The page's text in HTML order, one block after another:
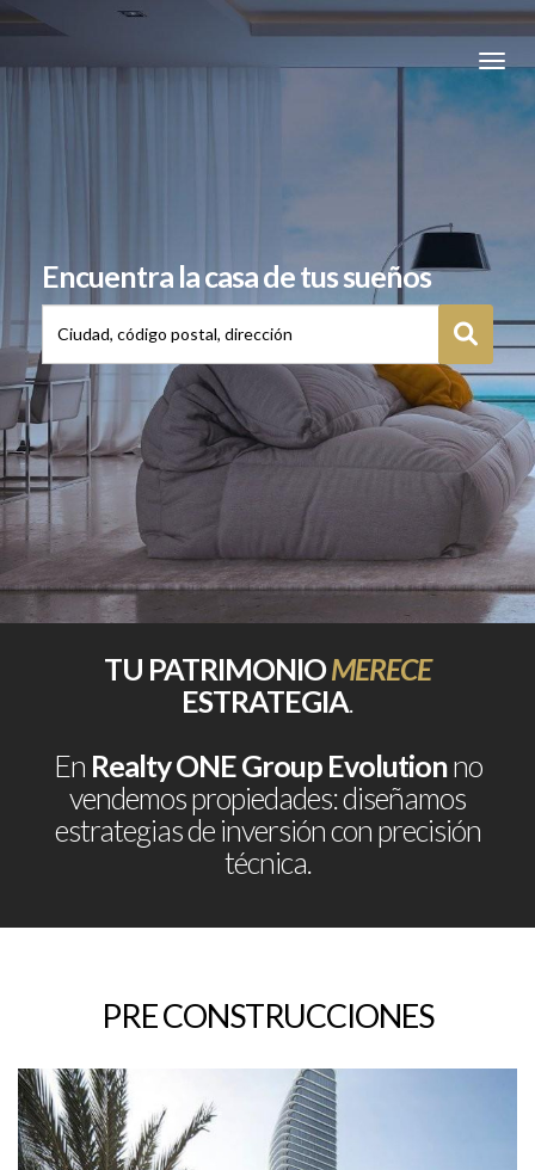
Encuentra la casa de tus sueños
TU PATRIMONIOMERECE
ESTRATEGIA.
En Realty ONE Group Evolutionno
vendemos propiedades: diseñamos
estrategias de inversión con precisión
técnica.
PRE CONSTRUCCIONES